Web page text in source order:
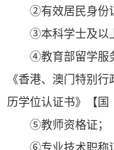
②有效居民身份证
③本科学士及以上
④教育部留学服务
《香港、澳门特别
历学位认证书》【
⑤教师资格证；